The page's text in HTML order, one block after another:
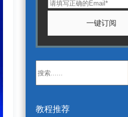
结
果
教程推荐